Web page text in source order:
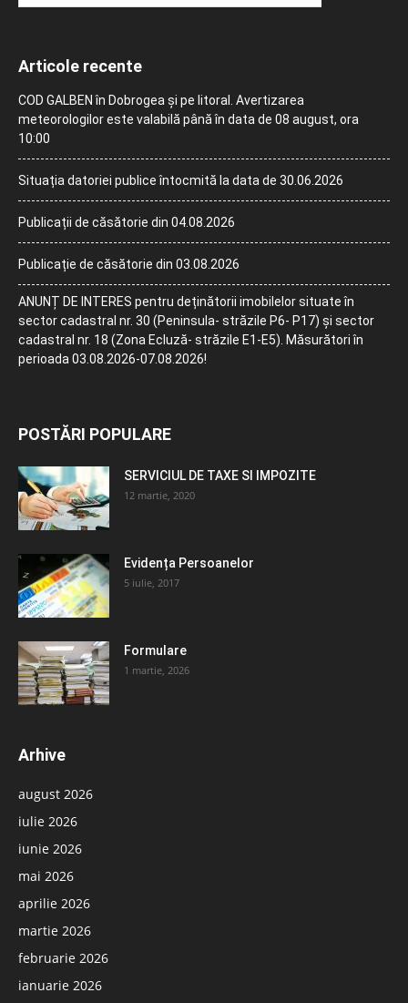
Articole recente
COD GALBEN în Dobrogea și pe litoral. Avertizarea
meteorologilor este valabilă până în data de 08 august, ora
10:00
Situația datoriei publice întocmită la data de 30.06.2026
Publicații de căsătorie din 04.08.2026
Publicație de căsătorie din 03.08.2026
ANUNȚ DE INTERES pentru deținătorii imobilelor situate în
sector cadastral nr. 30 (Peninsula- străzile P6- P17) și sector
cadastral nr. 18 (Zona Ecluză- străzile E1-E5). Măsurători în
perioada 03.08.2026-07.08.2026!
POSTĂRI POPULARE
SERVICIUL DE TAXE SI IMPOZITE
12 martie, 2020
Evidența Persoanelor
5 iulie, 2017
Formulare
1 martie, 2026
Arhive
august 2026
iulie 2026
iunie 2026
mai 2026
aprilie 2026
martie 2026
februarie 2026
ianuarie 2026